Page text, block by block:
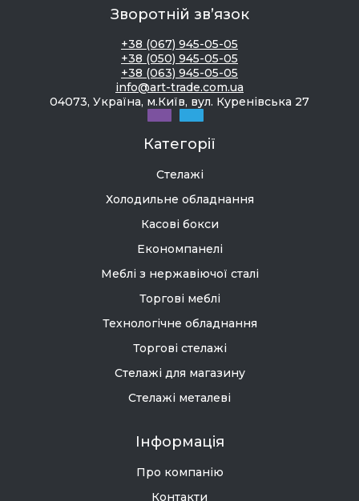
Зворотній зв’язок
+38 (067) 945-05-05
+38 (050) 945-05-05
+38 (063) 945-05-05
info@art-trade.com.ua
04073, Україна, м.Київ, вул. Куренівська 27
Категорії
Стелажі
Холодильне обладнання
Касові бокси
Економпанелі
Меблі з нержавіючої сталі
Торгові меблі
Технологічне обладнання
Торгові стелажі
Стелажі для магазину
Стелажі металеві
Інформація
Про компанію
Контакти